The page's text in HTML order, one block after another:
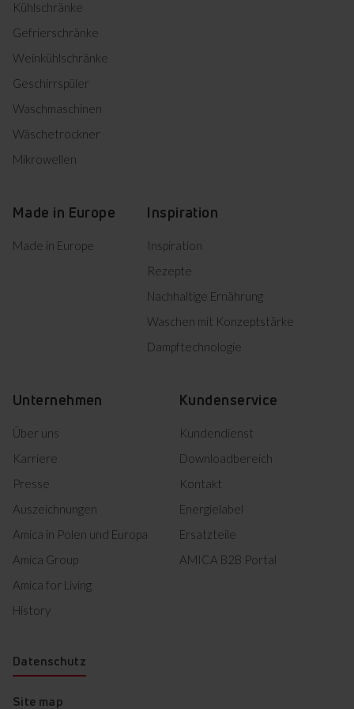
Informationsblatt
Produktinformation
Product photo EB 941 600 E
Product photo EB 941 600 E Herunterladen
Markiertes herunterladen
Kühlschränke
Gefrierschränke
Weinkühlschränke
Geschirrspüler
Waschmaschinen
Wäschetrockner
Mikrowellen
Made in Europe
Made in Europe
Inspiration
Inspiration
Rezepte
Nachhaltige Ernährung
Waschen mit Konzeptstärke
Dampftechnologie
Unternehmen
Über uns
Karriere
Presse
Auszeichnungen
Amica in Polen und Europa
Amica Group
Amica for Living
History
Kundenservice
Kundendienst
Downloadbereich
Kontakt
Energielabel
Ersatzteile
AMICA B2B Portal
Datenschutz
Site map